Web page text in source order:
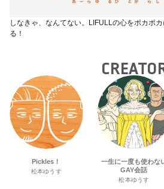
しなきゃ、なんてない。LIFULLの心をポカポ
る！
Pickles！
松本ゆうす
一生に一度も使わな
GAY会話
松本ゆうす